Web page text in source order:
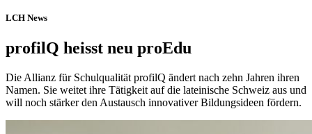
LCH News
profilQ heisst neu proEdu
Die Allianz für Schulqualität profilQ ändert nach zehn Jahren ihren
Namen. Sie weitet ihre Tätigkeit auf die lateinische Schweiz aus und
will noch stärker den Austausch innovativer Bildungsideen fördern.